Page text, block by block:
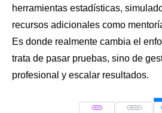
herramientas estadísticas,
recursos adicionales como
Es donde realmente cambia el
trata de pasar pruebas, sino de
profesional y escalar resultados.